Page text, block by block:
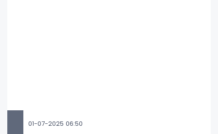
01-07-2025 06:50